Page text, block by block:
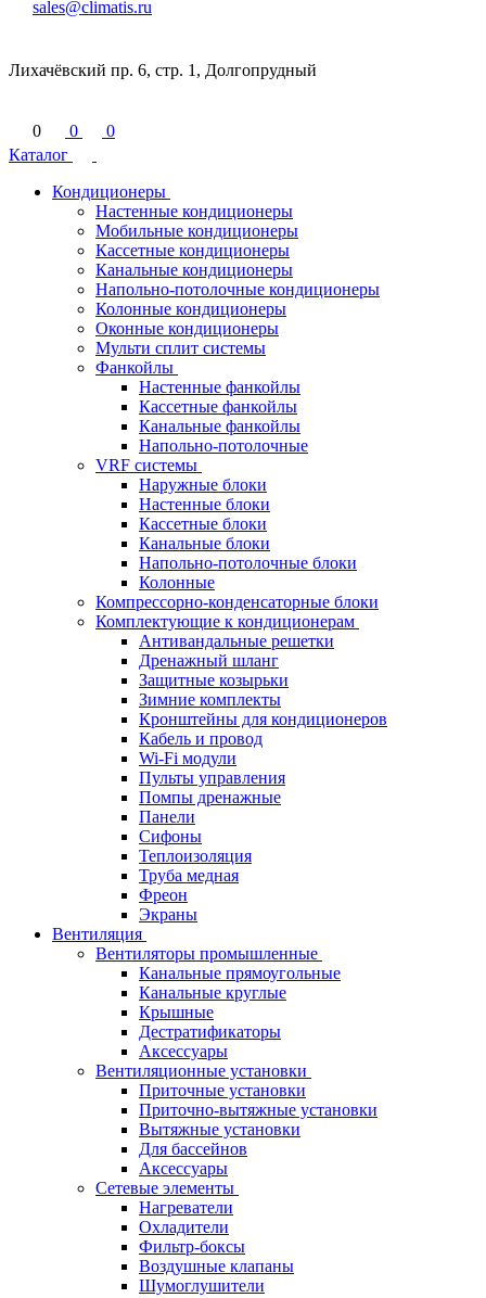
sales@climatis.ru
Лихачёвский пр. 6, стр. 1, Долгопрудный
0 0
0
Каталог
Кондиционеры
Настенные кондиционеры
Мобильные кондиционеры
Кассетные кондиционеры
Канальные кондиционеры
Напольно-потолочные кондиционеры
Колонные кондиционеры
Оконные кондиционеры
Мульти сплит системы
Фанкойлы
Настенные фанкойлы
Кассетные фанкойлы
Канальные фанкойлы
Напольно-потолочные
VRF системы
Наружные блоки
Настенные блоки
Кассетные блоки
Канальные блоки
Напольно-потолочные блоки
Колонные
Компрессорно-конденсаторные блоки
Комплектующие к кондиционерам
Антивандальные решетки
Дренажный шланг
Защитные козырьки
Зимние комплекты
Кронштейны для кондиционеров
Кабель и провод
Wi-Fi модули
Пульты управления
Помпы дренажные
Панели
Сифоны
Теплоизоляция
Труба медная
Фреон
Экраны
Вентиляция
Вентиляторы промышленные
Канальные прямоугольные
Канальные круглые
Крышные
Дестратификаторы
Аксессуары
Вентиляционные установки
Приточные установки
Приточно-вытяжные установки
Вытяжные установки
Для бассейнов
Аксессуары
Сетевые элементы
Нагреватели
Охладители
Фильтр-боксы
Воздушные клапаны
Шумоглушители